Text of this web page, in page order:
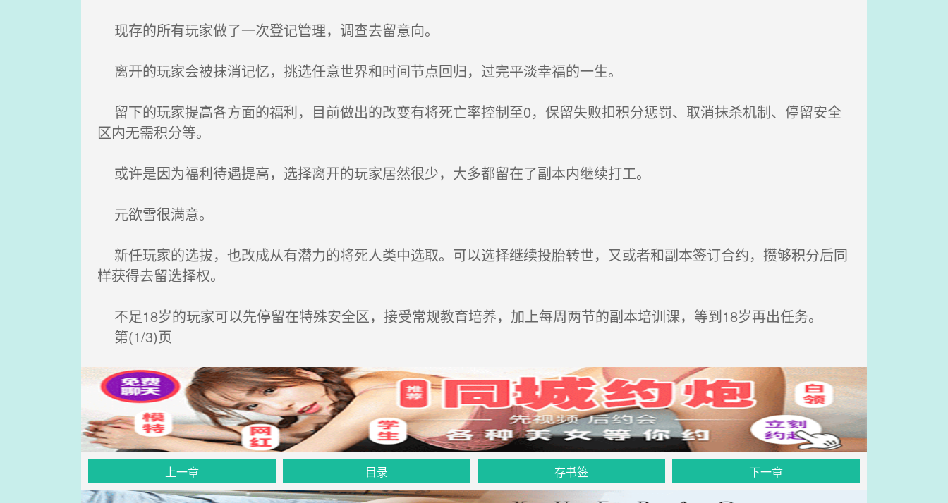
现存的所有玩家做了一次登记管理，调查去留意向。
离开的玩家会被抹消记忆，挑选任意世界和时间节点回归，过完平淡幸福的一生。
留下的玩家提高各方面的福利，目前做出的改变有将死亡率控制至0，保留失败扣积分惩罚、取消抹杀机制、停留安全
区内无需积分等。
或许是因为福利待遇提高，选择离开的玩家居然很少，大多都留在了副本内继续打工。
元欲雪很满意。
新任玩家的选拔，也改成从有潜力的将死人类中选取。可以选择继续投胎转世，又或者和副本签订合约，攒够积分后同
样获得去留选择权。
不足18岁的玩家可以先停留在特殊安全区，接受常规教育培养，加上每周两节的副本培训课，等到18岁再出任务。
第(1/3)页
上一章 目录 存书签 下一章